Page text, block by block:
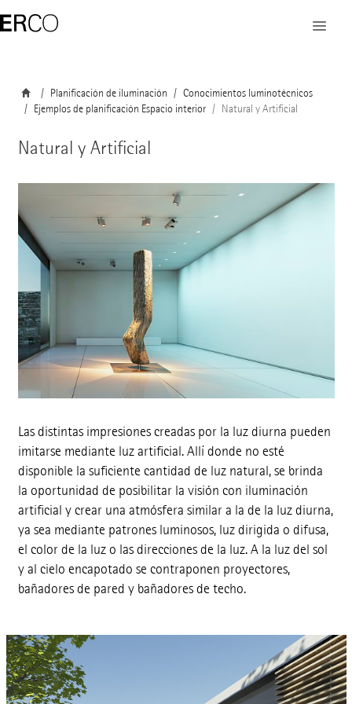
Planificación de iluminación
Conocimientos luminotécnicos
Ejemplos de planificación Espacio interior
Natural y Artificial
Natural y Artificial
Las distintas impresiones creadas por la luz diurna pueden
imitarse mediante luz artificial. Allí donde no esté
disponible la suficiente cantidad de luz natural, se brinda
la oportunidad de posibilitar la visión con iluminación
artificial y crear una atmósfera similar a la de la luz diurna,
ya sea mediante patrones luminosos, luz dirigida o difusa,
el color de la luz o las direcciones de la luz. A la luz del sol
y al cielo encapotado se contraponen proyectores,
bañadores de pared y bañadores de techo.